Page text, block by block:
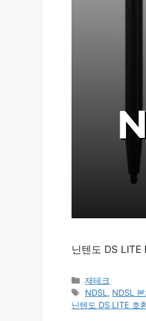
닌텐도 DS
카
테
고
재테크
태
그
NDSL, NDSL 본
닌텐도 DS LITE 호